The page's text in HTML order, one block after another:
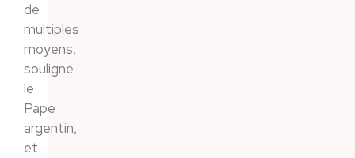
de
multiples
moyens,
souligne
le
Pape
argentin,
et